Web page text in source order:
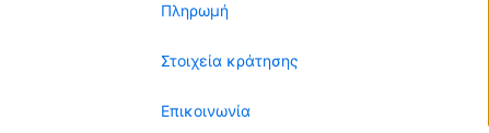
Πληρωμή
Στοιχεία κράτησης
Επικοινωνία